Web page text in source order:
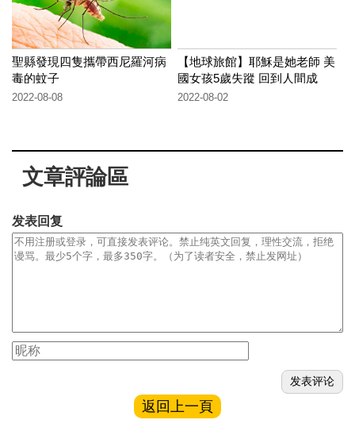
聖縣發現四隻攜帶西尼羅河病
毒的蚊子
2022-08-08
【地球旅館】耶穌是她老師 美
國女孩5歲失蹤 回到人間成
「神童畫家」
2022-08-02
文章評論區
发表回复
返回上一頁